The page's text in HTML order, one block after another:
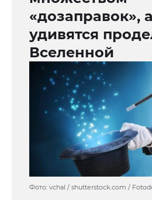
«дозаправок»,
удивятся
Вселенной
Фото: vchal / shutterstock.com /